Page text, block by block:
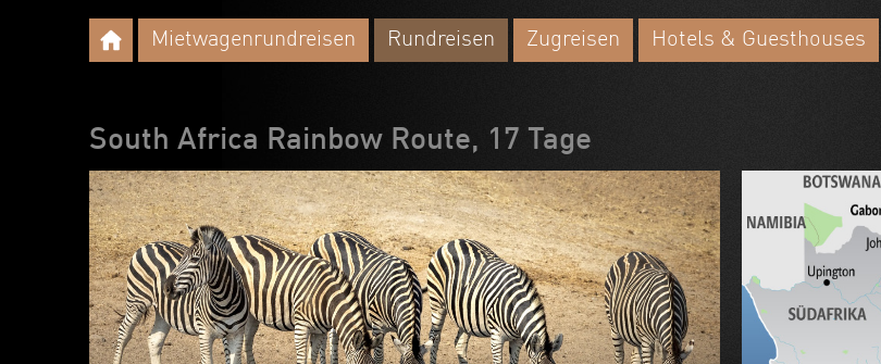
Mietwagenrundreisen Rundreisen Zugreisen Hotels & Guesthouses
South Africa Rainbow Route, 17 Tage